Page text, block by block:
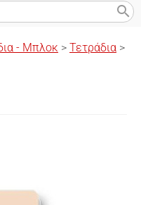
search
- Μπλοκ > Τετράδια >